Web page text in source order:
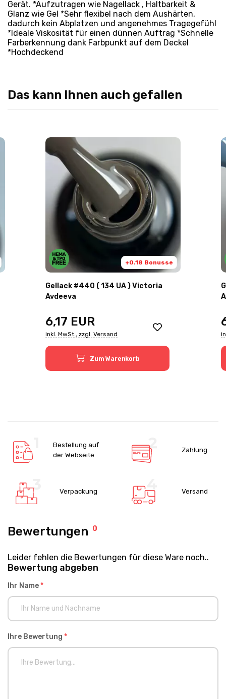
Gerät. *Aufzutragen wie Nagellack , Haltbarkeit &
Glanz wie Gel *Sehr flexibel nach dem Aushärten,
dadurch kein Abplatzen und angenehmes Tragegefühl
*Ideale Viskosität für einen dünnen Auftrag *Schnelle
Farberkennung dank Farbpunkt auf dem Deckel
*Hochdeckend
Das kann Ihnen auch gefallen
+0.18 Bonusse
Gellack #440 ( 134 UA ) Victoria
Avdeeva
6,17 EUR
inkl. MwSt., zzgl. Versand
Zum Warenkorb
Bestellung auf
der Webseite
Zahlung
Verpackung Versand
Bewertungen 0
Leider fehlen die Bewertungen für diese Ware noch..
Bewertung abgeben
Ihr Name*
Ihre Bewertung *